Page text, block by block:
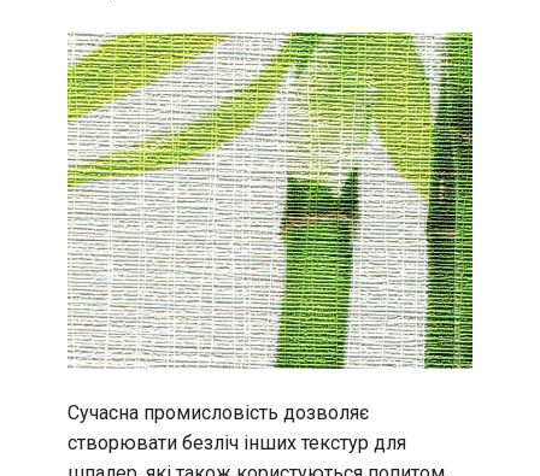
Сучасна промисловість дозволяє
створювати безліч інших текстур для